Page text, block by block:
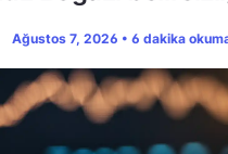
Ağustos 7, 2026 • 6 dakika